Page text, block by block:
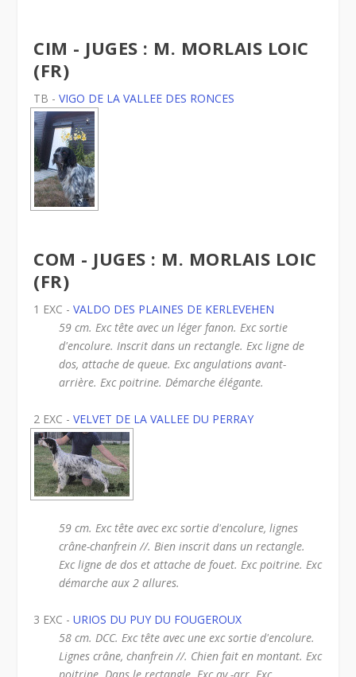
CIM - JUGES : M. MORLAIS LOIC
(FR)
TB -VIGO DE LA VALLEE DES RONCES
COM - JUGES : M. MORLAIS LOIC
(FR)
1 EXC -VALDO DES PLAINES DE KERLEVEHEN
59 cm. Exc tête avec un léger fanon. Exc sortie
d'encolure. Inscrit dans un rectangle. Exc ligne de
dos, attache de queue. Exc angulations avant-
arrière. Exc poitrine. Démarche élégante.
2 EXC -VELVET DE LA VALLEE DU PERRAY
59 cm. Exc tête avec exc sortie d'encolure, lignes
crâne-chanfrein //. Bien inscrit dans un rectangle.
Exc ligne de dos et attache de fouet. Exc poitrine. Exc
démarche aux 2 allures.
3 EXC -URIOS DU PUY DU FOUGEROUX
58 cm. DCC. Exc tête avec une exc sortie d'encolure.
Lignes crâne, chanfrein //. Chien fait en montant. Exc